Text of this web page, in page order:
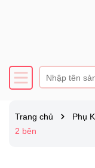
Trang chủ Phụ
2 bên